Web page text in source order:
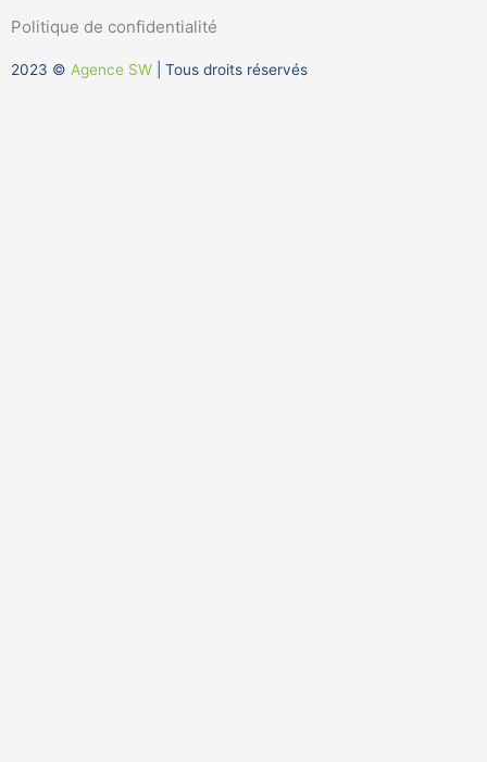
i
n
-
e
Politique de confidentialité
2023 © Agence SW | Tous droits réservés